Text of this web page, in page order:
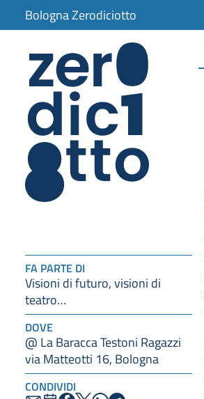
Bologna Zerodiciotto
FA PARTE DI
Visioni di futuro, visioni di
teatro…
DOVE
@ La Baracca Testoni Ragazzi
via Matteotti 16, Bologna
CONDIVIDI